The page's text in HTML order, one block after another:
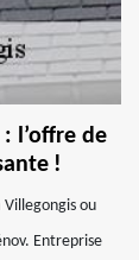
l’offre de
!
ou
Entreprise